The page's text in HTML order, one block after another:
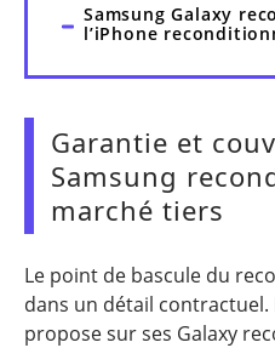
Samsung Galaxy
l’iPhone
Garantie et
Samsung
marché tiers
Le point de bascule du
dans un détail contractuel.
propose sur ses Galaxy